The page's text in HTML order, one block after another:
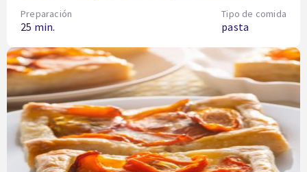
Preparación
25 min.
Tipo de comida
pasta